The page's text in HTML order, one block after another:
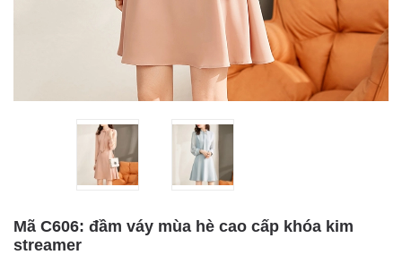
Mã C606: đầm váy mùa hè cao cấp khóa kim
streamer